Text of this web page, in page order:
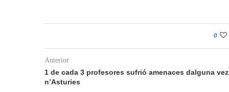
0
Anterior
1 de cada 3 profesores sufrió amenaces dalguna vez
n’Asturies